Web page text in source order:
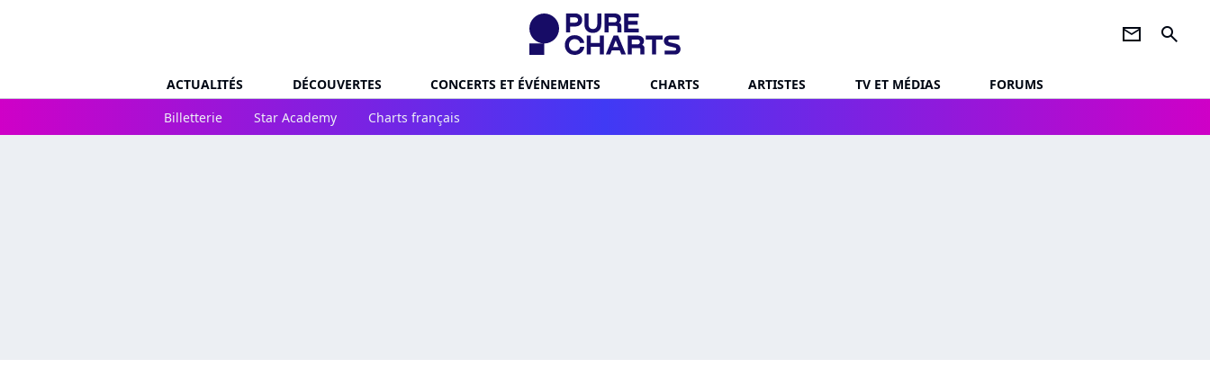
newsletter search
ACTUALITÉS DÉCOUVERTES CONCERTS ET ÉVÉNEMENTS CHARTS ARTISTES TV ET MÉDIAS
FORUMS
Billetterie
Star Academy Charts français